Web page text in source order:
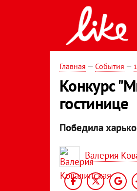
Главная — События —
Конкурс
гостинице
Победила
Валерия